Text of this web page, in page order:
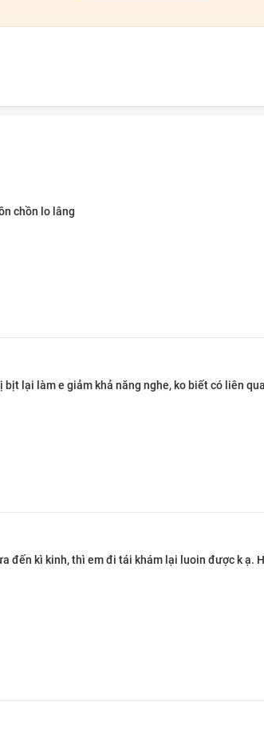
chồn lo lâng
lại làm e giảm khả năng nghe, ko biết có liên
đến kì kinh, thì em đi tái khám lại luoin được k ạ.